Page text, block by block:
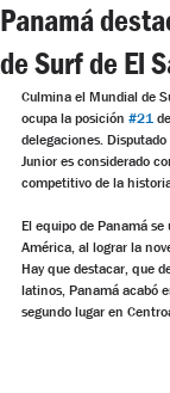
Panamá
de Surf de El
Culmina el Mundial de
ocupa la posición #21
delegaciones.
Junior es considerado
competitivo de la
El equipo de Panamá
América, al lograr la
Hay que destacar, que
latinos, Panamá acabó
segundo lugar en